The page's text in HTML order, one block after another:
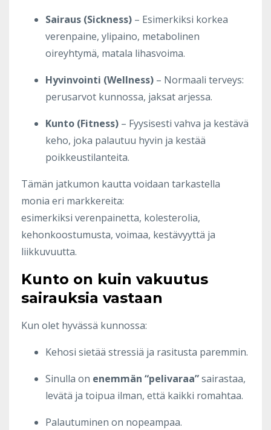
Sairaus (Sickness) – Esimerkiksi korkea
verenpaine, ylipaino, metabolinen
oireyhtymä, matala lihasvoima.
Hyvinvointi (Wellness) – Normaali terveys:
perusarvot kunnossa, jaksat arjessa.
Kunto (Fitness) – Fyysisesti vahva ja kestävä
keho, joka palautuu hyvin ja kestää
poikkeustilanteita.
Tämän jatkumon kautta voidaan tarkastella
monia eri markkereita:
esimerkiksi verenpainetta, kolesterolia,
kehonkoostumusta, voimaa, kestävyyttä ja
liikkuvuutta.
Kunto on kuin vakuutus
sairauksia vastaan
Kun olet hyvässä kunnossa:
Kehosi sietää stressiä ja rasitusta paremmin.
Sinulla on enemmän “pelivaraa”sairastaa,
levätä ja toipua ilman, että kaikki romahtaa.
Palautuminen on nopeampaa.